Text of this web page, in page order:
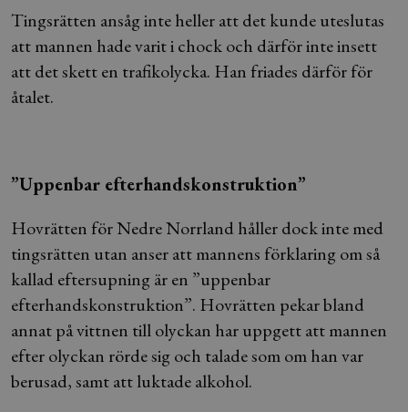
Tingsrätten ansåg inte heller att det kunde uteslutas
att mannen hade varit i chock och därför inte insett
att det skett en trafikolycka. Han friades därför för
åtalet.
”Uppenbar efterhandskonstruktion”
Hovrätten för Nedre Norrland håller dock inte med
tingsrätten utan anser att mannens förklaring om så
kallad eftersupning är en ”uppenbar
efterhandskonstruktion”. Hovrätten pekar bland
annat på vittnen till olyckan har uppgett att mannen
efter olyckan rörde sig och talade som om han var
berusad, samt att luktade alkohol.